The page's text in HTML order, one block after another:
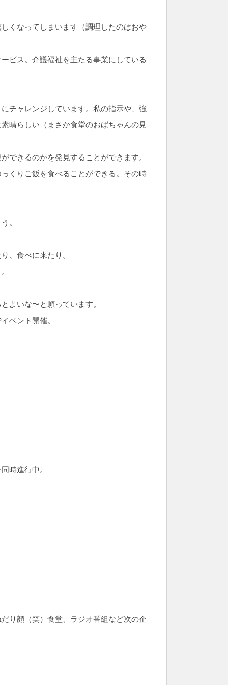
くなってしまいます（調理したのはおや
ビス。介護福祉を主たる事業にしている
チャレンジしています。私の指示や、強
晴らしい（まさか食堂のおばちゃんの見
できるのかを発見することができます。
くりご飯を食べることができる。その時
。
、食べに来たり。
よいな〜と願っています。
ベント開催。
時進行中。
り顔（笑）食堂、ラジオ番組など次の企